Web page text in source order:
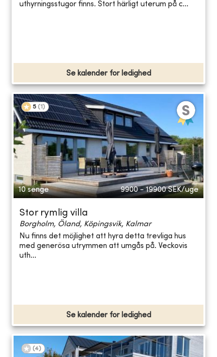
uthyrningsstugor finns. Stort härligt uterum på c...
Se kalender for ledighed
5 (1 )
10 senge 9900 - 19900 SEK/uge
Stor rymlig villa
Borgholm, Öland, Köpingsvik, Kalmar
Nu finns det möjlighet att hyra detta trevliga hus
med generösa utrymmen att umgås på. Veckovis
uth...
Se kalender for ledighed
(4)